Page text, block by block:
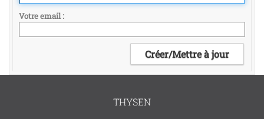
Votre email
THYSEN